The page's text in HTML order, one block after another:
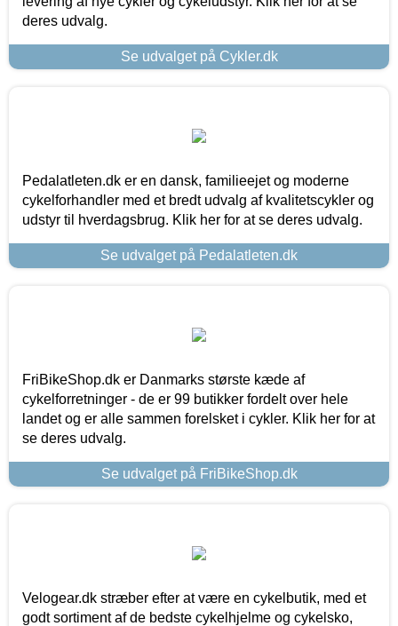
deres udvalg.
Se udvalget på Cykler.dk
Pedalatleten.dk er en dansk, familieejet og moderne
cykelforhandler med et bredt udvalg af kvalitetscykler og
udstyr til hverdagsbrug. Klik her for at se deres udvalg.
Se udvalget på Pedalatleten.dk
FriBikeShop.dk er Danmarks største kæde af
cykelforretninger - de er 99 butikker fordelt over hele
landet og er alle sammen forelsket i cykler. Klik her for at
se deres udvalg.
Se udvalget på FriBikeShop.dk
Velogear.dk stræber efter at være en cykelbutik, med et
godt sortiment af de bedste cykelhjelme og cykelsko,